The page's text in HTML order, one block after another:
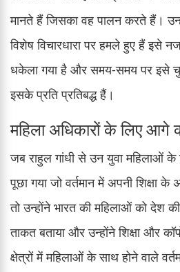
मानते हैं जिसका वह पालन करते हैं।
विशेष विचारधारा पर हमले हुए हैं इसे
धकेला गया है और समय-समय पर इसे
इसके प्रति प्रतिबद्ध हैं।
महिला अधिकारों के लिए आगे
जब राहुल गांधी से उन युवा महिलाओं
पूछा गया जो वर्तमान में अपनी शिक्षा
तो उन्होंने भारत की महिलाओं को देश
ताकत बताया और उन्होंने शिक्षा और
क्षेत्रों में महिलाओं के साथ होने वाले